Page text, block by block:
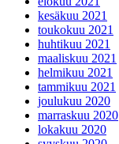
kesäkuu 2021
toukokuu 2021
huhtikuu 2021
maaliskuu 2021
helmikuu 2021
tammikuu 2021
joulukuu 2020
marraskuu 2020
lokakuu 2020